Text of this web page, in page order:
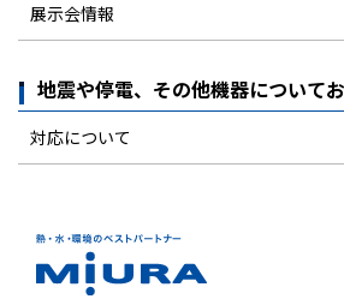
展示会情報
地震や停電、その他機器について
対応について